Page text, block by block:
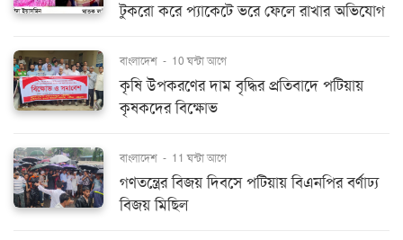
টুকরো করে প্যাকেটে ভরে ফেলে রাখার অভিযোগ
বাংলাদেশ - 10 ঘন্টা আগে
কৃষি উপকরণের দাম বৃদ্ধির প্রতিবাদে পটিয়ায়
কৃষকদের বিক্ষোভ
বাংলাদেশ - 11 ঘন্টা আগে
গণতন্ত্রের বিজয় দিবসে পটিয়ায় বিএনপির বর্ণাঢ্য
বিজয় মিছিল